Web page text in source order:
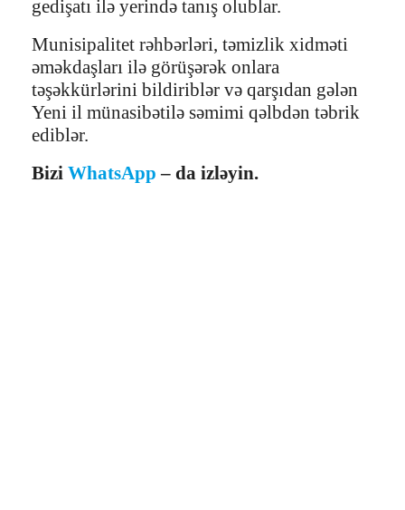
gedişatı ilə yerində tanış olublar.
Munisipalitet rəhbərləri, təmizlik xidməti
əməkdaşları ilə görüşərək onlara
təşəkkürlərini bildiriblər və qarşıdan gələn
Yeni il münasibətilə səmimi qəlbdən təbrik
ediblər.
Bizi WhatsApp – da izləyin.